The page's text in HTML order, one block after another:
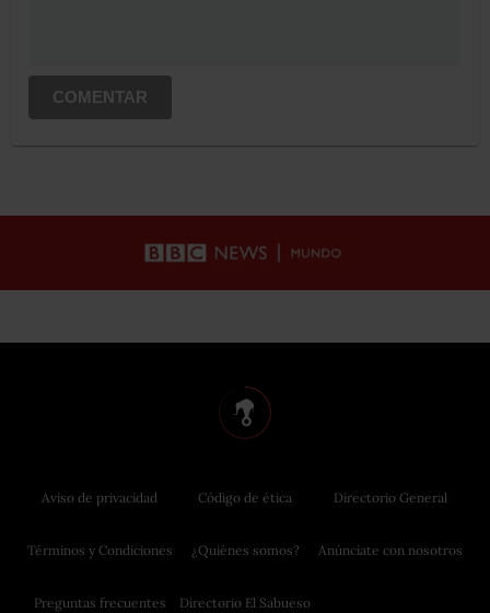
COMENTAR
Aviso de privacidad
Términos y Condiciones
Preguntas frecuentes
Código de ética
¿Quiénes somos?
Directorio El Sabueso
Directorio General
Anúnciate con nosotros